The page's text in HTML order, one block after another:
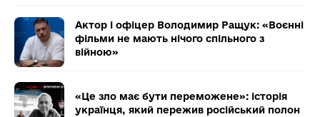
Актор і офіцер Володимир Ращук: «Воєнні
фільми не мають нічого спільного з
війною»
«Це зло має бути переможене»: історія
українця, який пережив російський полон